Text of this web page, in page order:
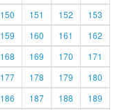
150 151 152
153
159 160 161
162
168 169 170
171
177 178 179
180
186 187 188
189